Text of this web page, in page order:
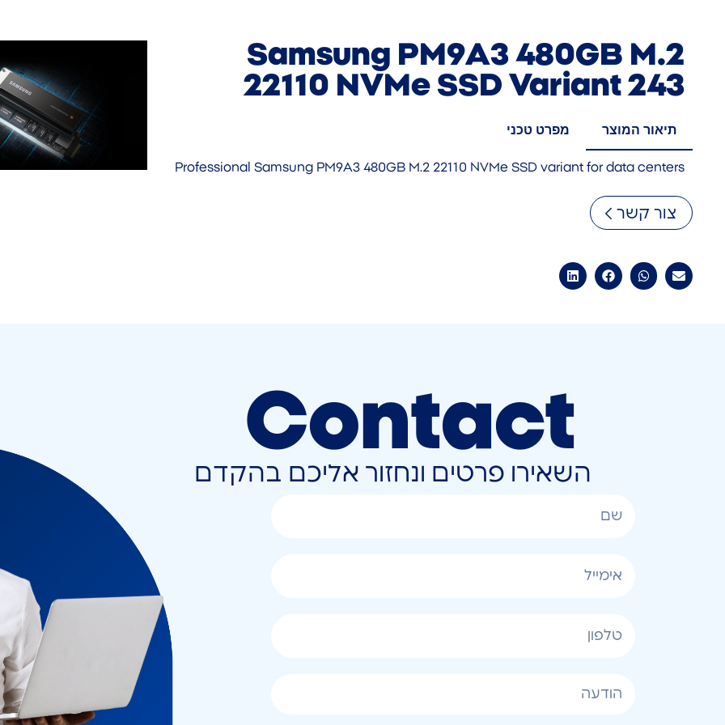
Samsung PM9A3 480GB M.2
22110 NVMe SSD Variant 243
תיאור המוצר מפרט טכני
Professional Samsung PM9A3 480GB M.2 22110 NVMe SSD variant for data centers
צור קשר
Contact
השאירו פרטים ונחזור אליכם בהקדם